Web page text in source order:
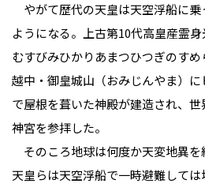
やがて歴代の天皇は天空浮船に乗
ようになる。上古第10代高皇産霊
むすびみひかりあまつひつぎのすめ
越中・御皇城山（おみじんやま）
で屋根を葺いた神殿が建造され、
神宮を参拝した。
そのころ地球は何度か天変地異を
天皇らは天空浮船で一時避難して